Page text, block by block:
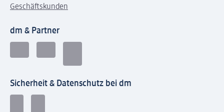
Geschäftskunden
dm & Partner
Sicherheit & Datenschutz bei dm